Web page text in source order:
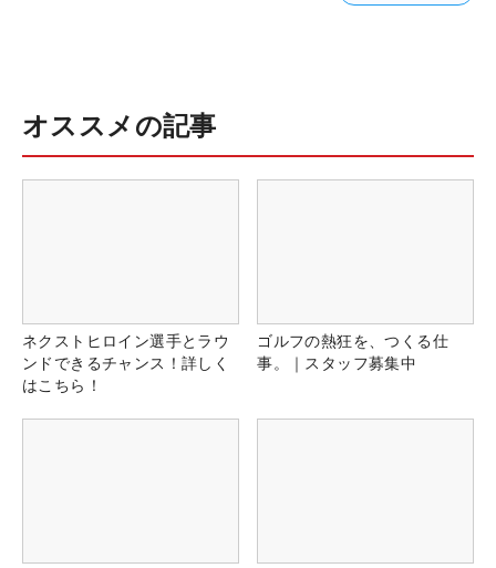
オススメの記事
ネクストヒロイン選手とラウ
ンドできるチャンス！詳しく
はこちら！
ゴルフの熱狂を、つくる仕
事。｜スタッフ募集中